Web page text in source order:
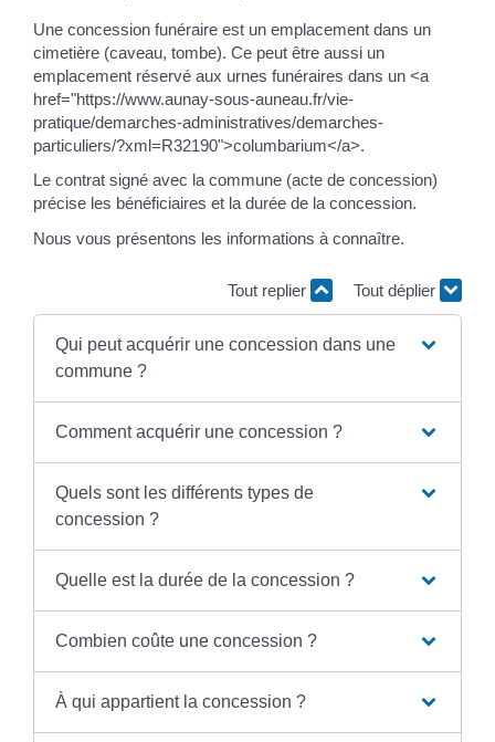
Une concession funéraire est un emplacement dans un
cimetière (caveau, tombe). Ce peut être aussi un
emplacement réservé aux urnes funéraires dans un <a
href="https://www.aunay-sous-auneau.fr/vie-
pratique/demarches-administratives/demarches-
particuliers/?xml=R32190">columbarium</a>.
Le contrat signé avec la commune (acte de concession)
précise les bénéficiaires et la durée de la concession.
Nous vous présentons les informations à connaître.
Tout replier Tout déplier
Qui peut acquérir une concession dans une
commune ?
Comment acquérir une concession ?
Quels sont les différents types de
concession ?
Quelle est la durée de la concession ?
Combien coûte une concession ?
À qui appartient la concession ?